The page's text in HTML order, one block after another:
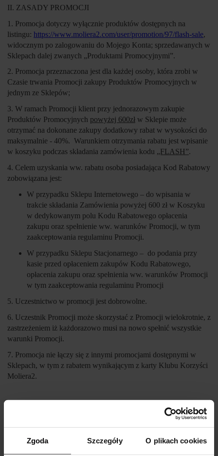
Zgoda Szczegóły O plikach cookies
II. ZASADY PROMOCJI
1. Promocja dotyczy wyłącznie produktów dostępnych na
listingu: https://www.moliera2.com/user/promotion/97/flash-sale,
widocznym po zalogowaniu do Mojego Konta; sprzedawanych w
Sklepach dalej zwanych „Produktami Promocyjnymi”.
2. Promocja przeznaczona jest dla każdej osoby, która zrobi w
Czasie trwania Promocji zakupy Produktów Promocyjnych w
jednym ze Sklepów;
3. W ramach Promocji klient przy jednorazowym zakupie
Produktów Promocyjnych powyżej 600zł w Sklepie może
otrzymać na dokonane zakupy dodatkowy rabat w wysokości do
maksymalnie - 40%. Warunkiem otrzymania rabatu jest wpisanie
w koszyku podczas składania zamówienia kodu „FLASH”.
4. Celem uzyskania ww. rabatu osoba posiadająca Kod Rabatowy
zobowiązana jest:
W przypadku Sklepu Internetowego – do wpisania w
trakcie składania Zamówienia powyżej 600 zł w Koszyku
w dedykowanym polu Kodu Rabatowego opłacenia
zakupu oraz spełnienie ww. warunków Promocji, w tym
zaakceptowania regulaminu Promocji.
W przypadku Sklepu Stacjonarnego – do podania przy
kasie przed opłaceniem zakupów Kodu Rabatowego,
opłacenia zakupu oraz spełnienia ww. warunków Promocji
w tym zaakceptowania regulaminu Promocji
5. Uczestnictwo w promocji jest dobrowolne.
6. Uczestnik Promocji może skorzystać z Promocji wielokrotnie, z
zastrzeżeniem iż każdorazowo musi na nowo spełnić wszystkie
warunki Promocji.
7. Promocja nie łączy się z innymi promocjami dostępnymi w
Sklepach, w tym z rabatem wynikającym z karty Klubu Korzyści
Moliera2.
Wszystkie osoby mają prawo zgłaszać Organizatorowi